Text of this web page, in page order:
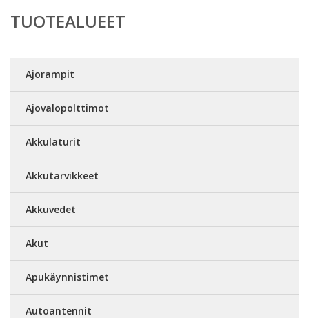
TUOTEALUEET
Ajorampit
Ajovalopolttimot
Akkulaturit
Akkutarvikkeet
Akkuvedet
Akut
Apukäynnistimet
Autoantennit